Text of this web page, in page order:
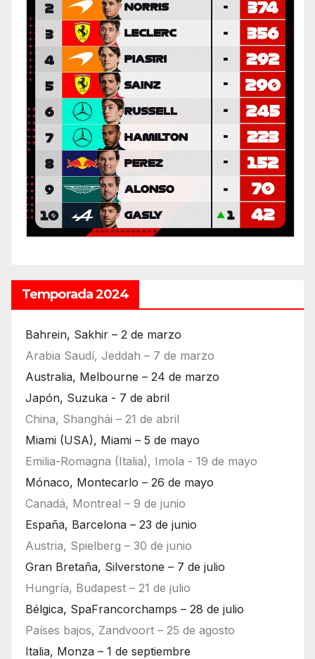
Temporada 2024
Bahrein, Sakhir – 2 de marzo
Arabia Saudí, Jeddah – 7 de marzo
Australia, Melbourne – 24 de marzo
Japón, Suzuka - 7 de abril
China, Shanghái – 21 de abril
Miami (USA), Miami – 5 de mayo
Emilia-Romagna (Italia), Imola - 19 de mayo
Mónaco, Montecarlo – 26 de mayo
Canadá, Montreal – 9 de junio
España, Barcelona – 23 de junio
Austria, Spielberg – 30 de junio
Gran Bretaña, Silverstone – 7 de julio
Hungría, Budapest – 21 de julio
Bélgica, SpaFrancorchamps – 28 de julio
Países bajos, Zandvoort – 25 de agosto
Italia, Monza – 1 de septiembre